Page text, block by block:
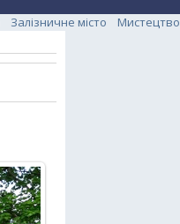
Залізничне місто Мистецтво